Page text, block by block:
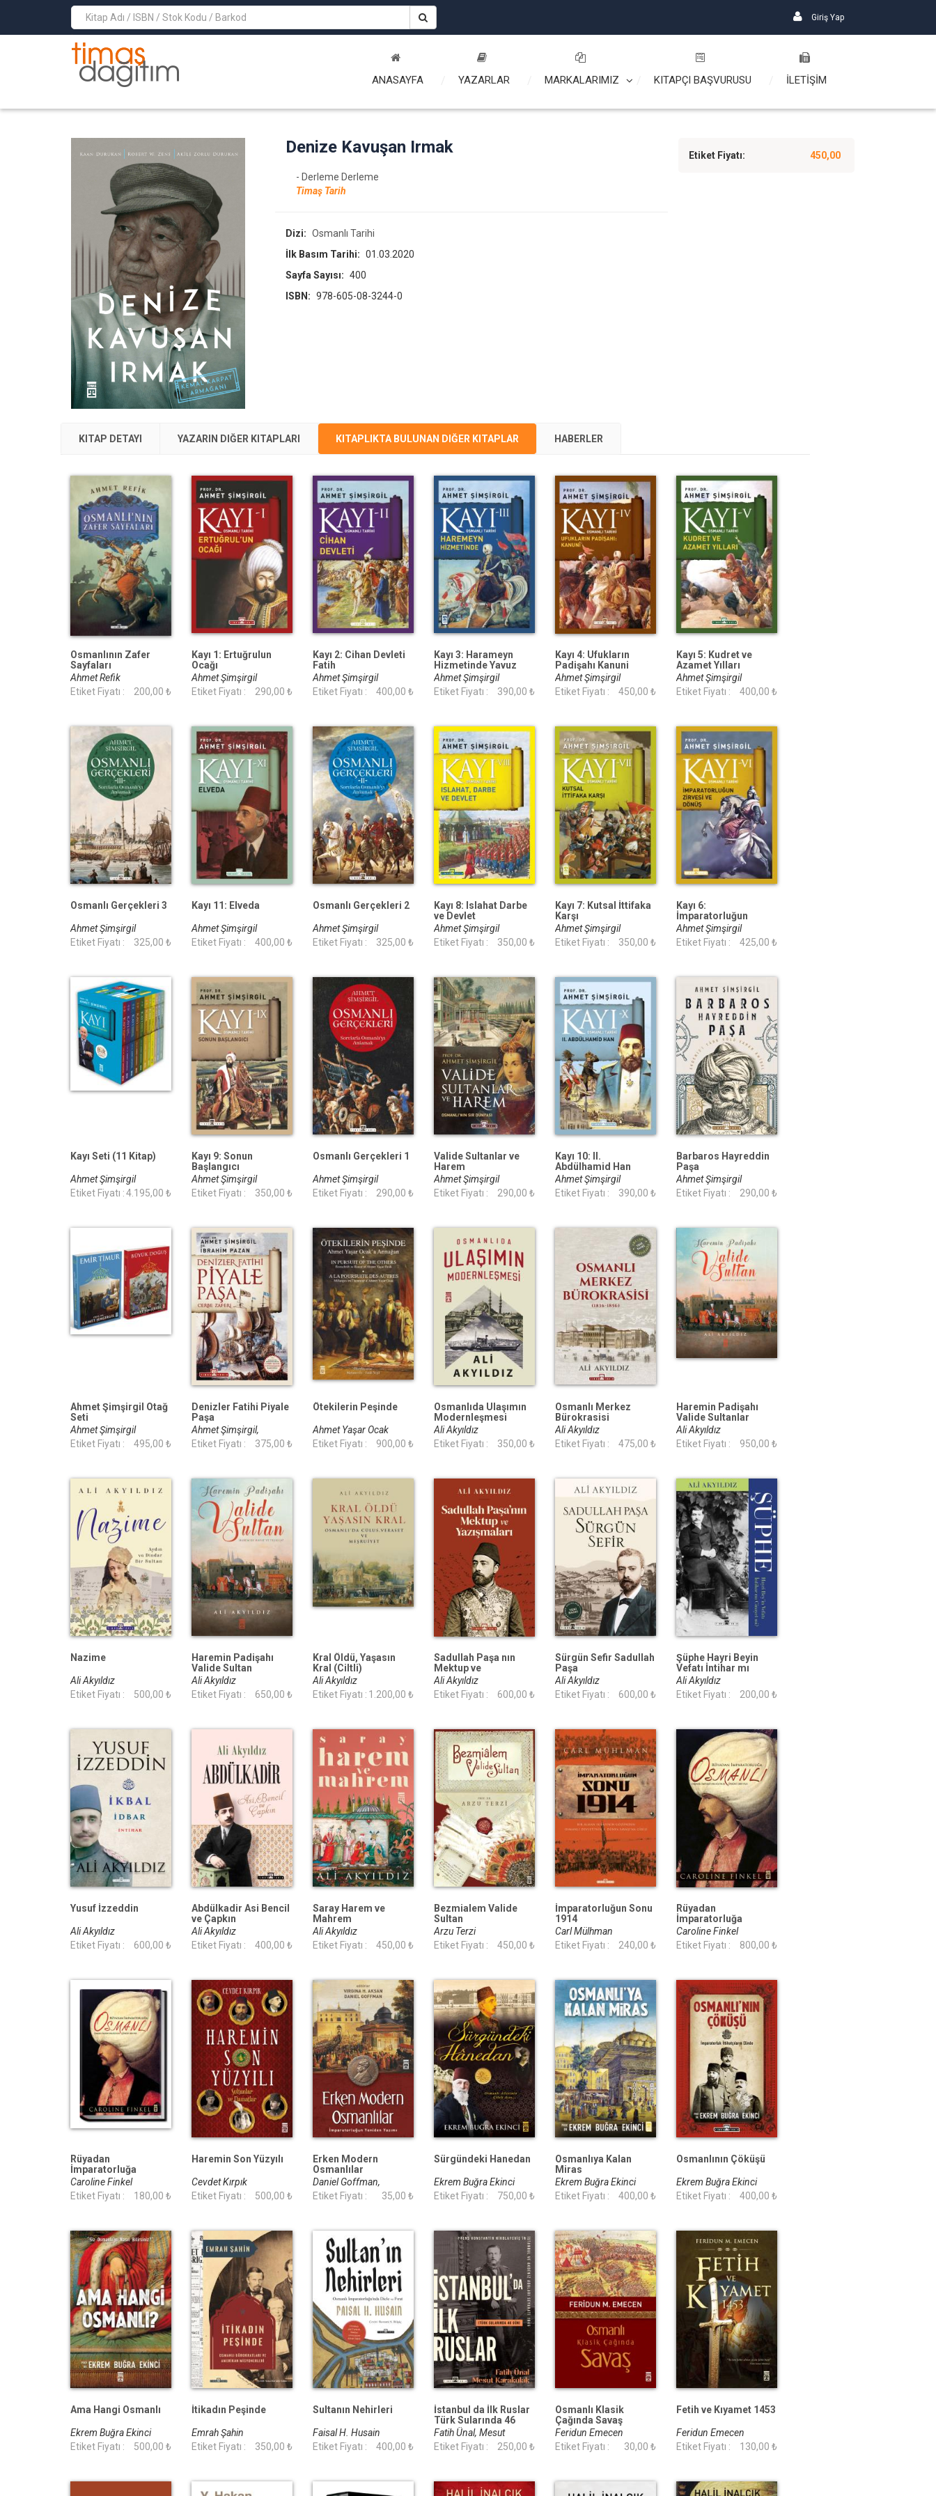
>
Giriş Yap
ANASAYFA YAZARLAR MARKALARIMIZ KITAPÇI BAŞVURUSU İLETİŞİM
Denize Kavuşan Irmak
- Derleme Derleme
Timaş Tarih
Dizi: Osmanlı Tarihi
İlk Basım Tarihi: 01.03.2020
Sayfa Sayısı: 400
ISBN: 978-605-08-3244-0
Etiket Fiyatı: 450,00
KITAP DETAYI YAZARIN DIĞER KITAPLARI KITAPLIKTA BULUNAN DIĞER KITAPLAR HABERLER
Osmanlının Zafer
Sayfaları
Ahmet Refik
Etiket Fiyatı :
200,00 ₺
Kayı 1: Ertuğrulun
Ocağı
Ahmet Şimşirgil
Etiket Fiyatı :
290,00 ₺
Kayı 2: Cihan Devleti
Fatih
Ahmet Şimşirgil
Etiket Fiyatı :
400,00 ₺
Kayı 3: Harameyn
Hizmetinde Yavuz
Ahmet Şimşirgil
Etiket Fiyatı :
390,00 ₺
Kayı 4: Ufukların
Padişahı Kanuni
Ahmet Şimşirgil
Etiket Fiyatı :
450,00 ₺
Kayı 5: Kudret ve
Azamet Yılları
Ahmet Şimşirgil
Etiket Fiyatı :
400,00 ₺
Osmanlı Gerçekleri 3
Ahmet Şimşirgil
Etiket Fiyatı :
325,00 ₺
Kayı 11: Elveda
Ahmet Şimşirgil
Etiket Fiyatı :
400,00 ₺
Osmanlı Gerçekleri 2
Ahmet Şimşirgil
Etiket Fiyatı :
325,00 ₺
Kayı 8: Islahat Darbe
ve Devlet
Ahmet Şimşirgil
Etiket Fiyatı :
350,00 ₺
Kayı 7: Kutsal İttifaka
Karşı
Ahmet Şimşirgil
Etiket Fiyatı :
350,00 ₺
Kayı 6:
İmparatorluğun
Zirvesi ve Dönüş
Ahmet Şimşirgil
Etiket Fiyatı :
425,00 ₺
Kayı Seti (11 Kitap)
Ahmet Şimşirgil
Etiket Fiyatı :4.195,00 ₺
Kayı 9: Sonun
Başlangıcı
Ahmet Şimşirgil
Etiket Fiyatı :
350,00 ₺
Osmanlı Gerçekleri 1
Ahmet Şimşirgil
Etiket Fiyatı :
290,00 ₺
Valide Sultanlar ve
Harem
Ahmet Şimşirgil
Etiket Fiyatı :
290,00 ₺
Kayı 10: II.
Abdülhamid Han
Ahmet Şimşirgil
Etiket Fiyatı :
390,00 ₺
Barbaros Hayreddin
Paşa
Ahmet Şimşirgil
Etiket Fiyatı :
290,00 ₺
Ahmet Şimşirgil Otağ
Seti
Ahmet Şimşirgil
Etiket Fiyatı :
495,00 ₺
Denizler Fatihi Piyale
Paşa
Ahmet Şimşirgil,
İbrahim Pazan
Etiket Fiyatı : 375,00 ₺
Ötekilerin Peşinde
Ahmet Yaşar Ocak
Etiket Fiyatı :
900,00 ₺
Osmanlıda Ulaşımın
Modernleşmesi
Ali Akyıldız
Etiket Fiyatı :
350,00 ₺
Osmanlı Merkez
Bürokrasisi
Ali Akyıldız
Etiket Fiyatı :
475,00 ₺
Haremin Padişahı
Valide Sultanlar
(Renkli Büyük Boy
Ciltli)
Ali Akyıldız
Etiket Fiyatı :
950,00 ₺
Nazime
Ali Akyıldız
Etiket Fiyatı :
500,00 ₺
Haremin Padişahı
Valide Sultan
Ali Akyıldız
Etiket Fiyatı :
650,00 ₺
Kral Öldü, Yaşasın
Kral (Ciltli)
Ali Akyıldız
Etiket Fiyatı : 1.200,00 ₺
Sadullah Paşa nın
Mektup ve
Yazışmaları
Ali Akyıldız
Etiket Fiyatı :
600,00 ₺
Sürgün Sefir Sadullah
Paşa
Ali Akyıldız
Etiket Fiyatı :
600,00 ₺
Şüphe Hayri Beyin
Vefatı İntihar mı
Cinayet mi
Ali Akyıldız
Etiket Fiyatı :
200,00 ₺
Yusuf İzzeddin
Ali Akyıldız
Etiket Fiyatı :
600,00 ₺
Abdülkadir Asi Bencil
ve Çapkın
Ali Akyıldız
Etiket Fiyatı :
400,00 ₺
Saray Harem ve
Mahrem
Ali Akyıldız
Etiket Fiyatı :
450,00 ₺
Bezmialem Valide
Sultan
Arzu Terzi
Etiket Fiyatı :
450,00 ₺
İmparatorluğun Sonu
1914
Carl Mülhman
Etiket Fiyatı :
240,00 ₺
Rüyadan
İmparatorluğa
Osmanlı (Fleksi Cilt)
Caroline Finkel
Etiket Fiyatı :
800,00 ₺
Rüyadan
İmparatorluğa
Osmanlı
Caroline Finkel
Etiket Fiyatı :
180,00 ₺
Haremin Son Yüzyılı
Cevdet Kırpık
Etiket Fiyatı :
500,00 ₺
Erken Modern
Osmanlılar
Daniel Goffman,
Virginia H. Aksan
Etiket Fiyatı : 35,00 ₺
Sürgündeki Hanedan
Ekrem Buğra Ekinci
Etiket Fiyatı :
750,00 ₺
Osmanlıya Kalan
Miras
Ekrem Buğra Ekinci
Etiket Fiyatı :
400,00 ₺
Osmanlının Çöküşü
Ekrem Buğra Ekinci
Etiket Fiyatı :
400,00 ₺
Ama Hangi Osmanlı
Ekrem Buğra Ekinci
Etiket Fiyatı :
500,00 ₺
İtikadın Peşinde
Emrah Şahin
Etiket Fiyatı :
350,00 ₺
Sultanın Nehirleri
Faisal H. Husain
Etiket Fiyatı :
400,00 ₺
İstanbul da İlk Ruslar
Türk Sularında 46
Gün
Fatih Ünal, Mesut
Karakulak
Etiket Fiyatı : 250,00 ₺
Osmanlı Klasik
Çağında Savaş
Feridun Emecen
Etiket Fiyatı :
30,00 ₺
Fetih ve Kıyamet 1453
Feridun Emecen
Etiket Fiyatı :
130,00 ₺